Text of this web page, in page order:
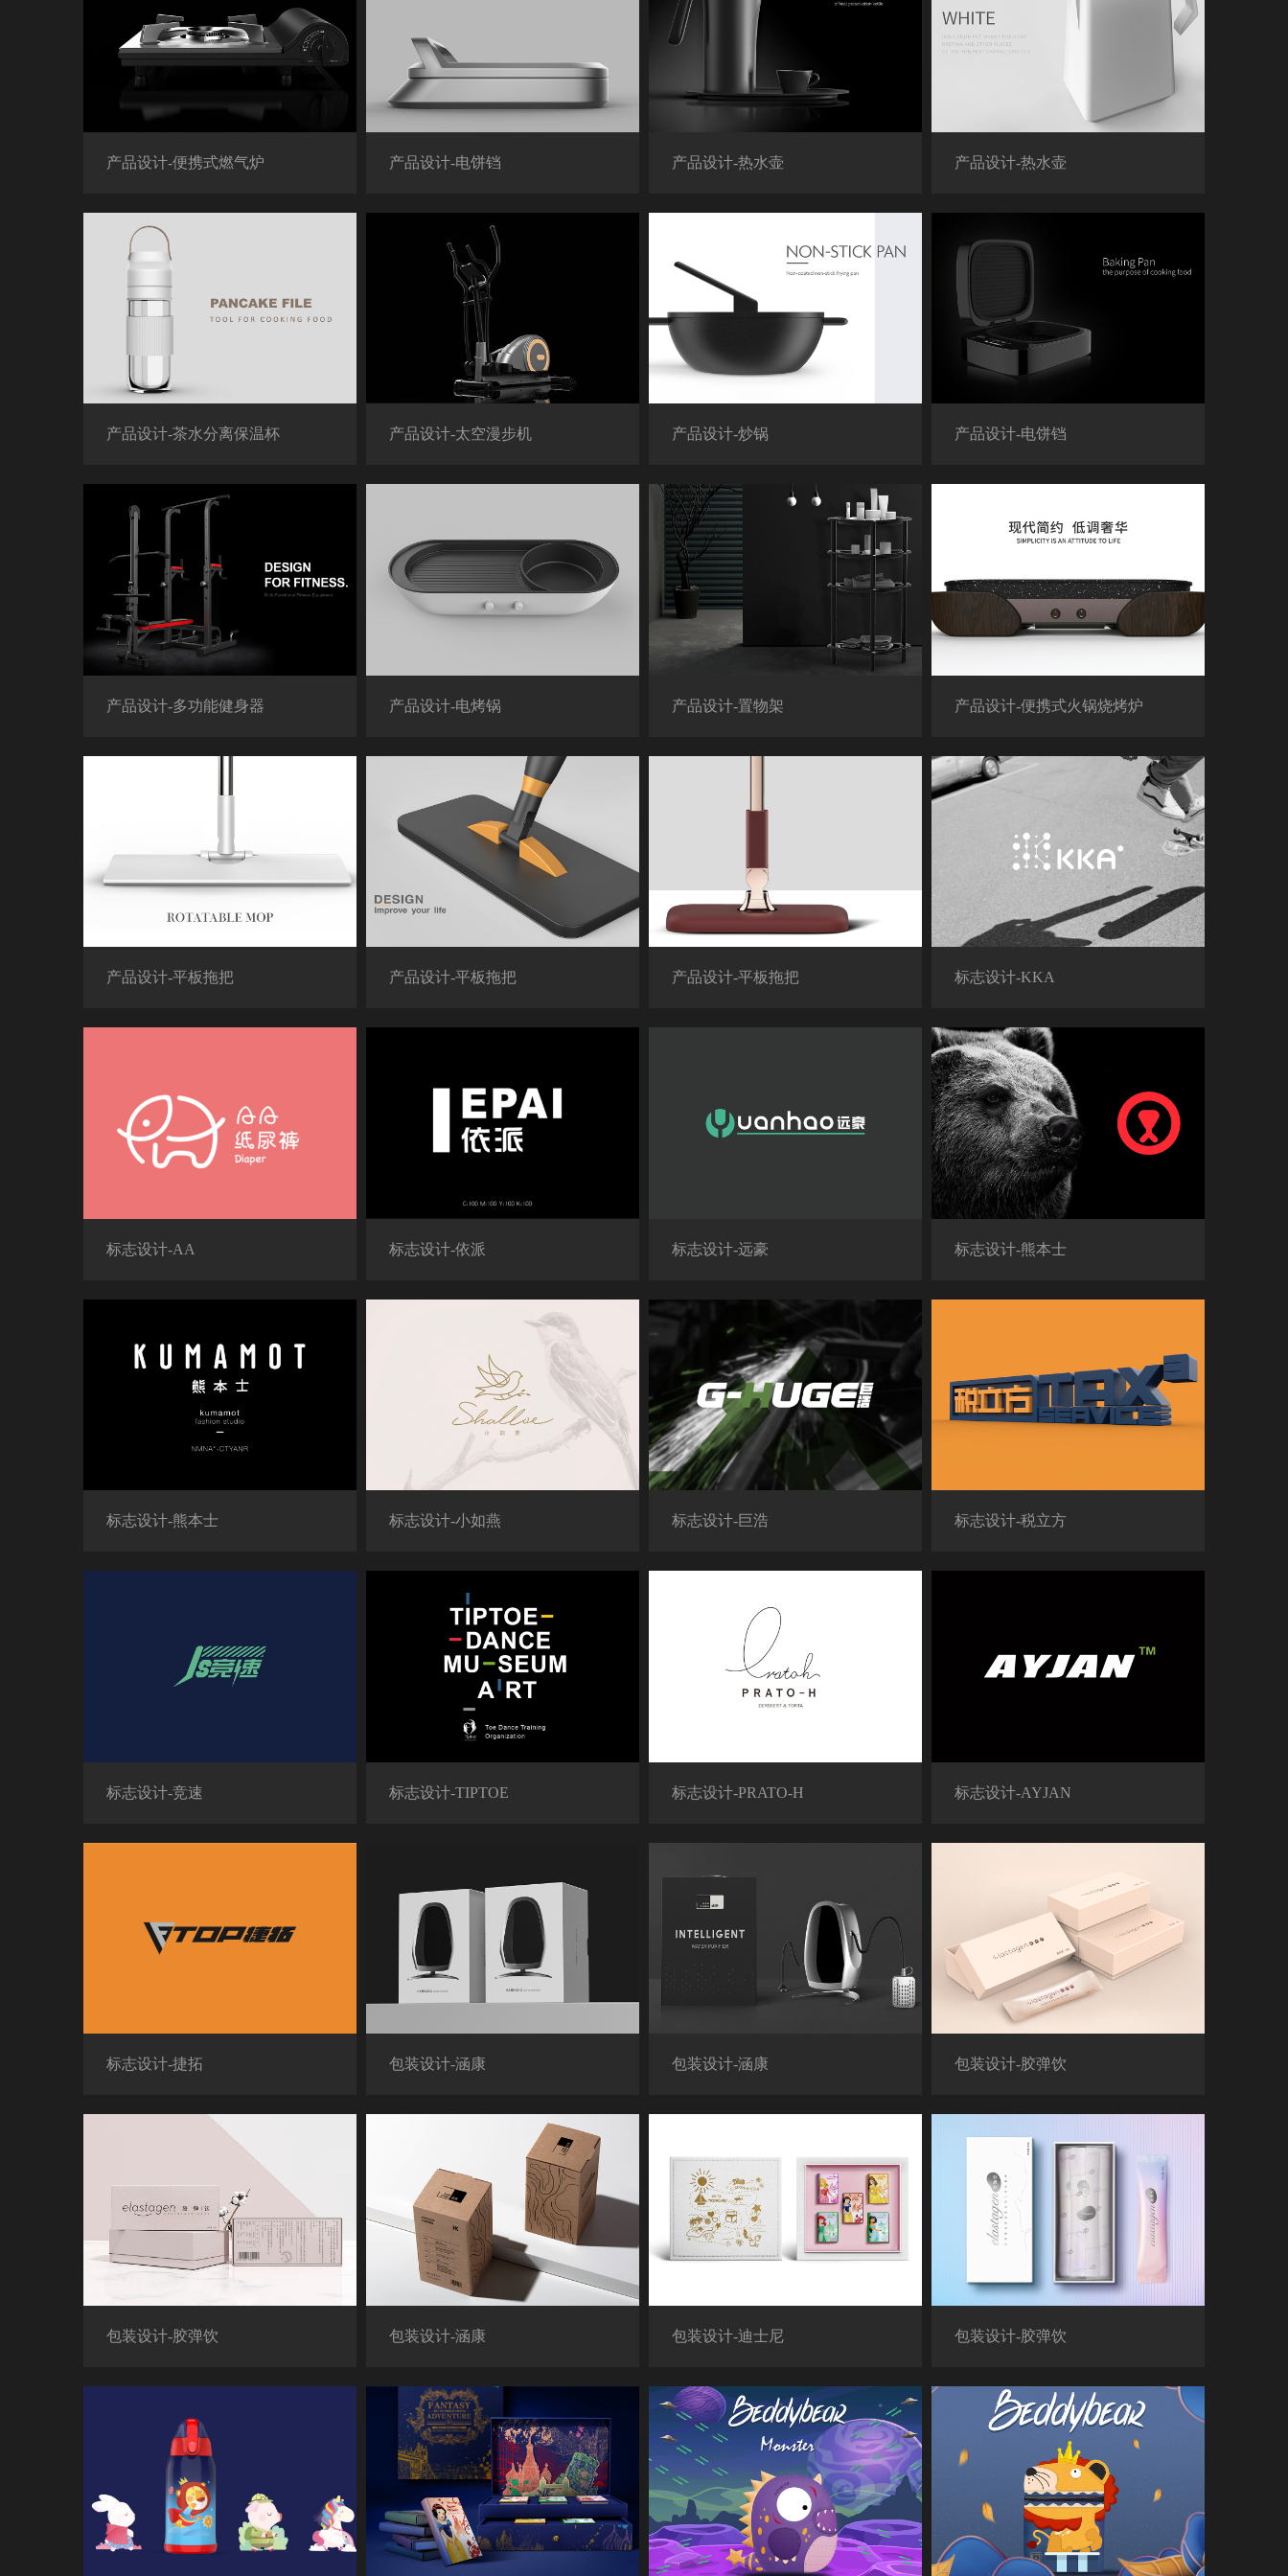
产品设计-便携式燃气炉 产品设计-电饼铛 产品设计-热水壶 产品设计-热水壶
产品设计-茶水分离保温杯 产品设计-太空漫步机 产品设计-炒锅 产品设计-电饼铛
产品设计-多功能健身器 产品设计-电烤锅 产品设计-置物架 产品设计-便携式火锅烧烤炉
产品设计-平板拖把 产品设计-平板拖把 产品设计-平板拖把 标志设计-KKA
标志设计-AA 标志设计-依派 标志设计-远豪 标志设计-熊本士
标志设计-熊本士 标志设计-小如燕 标志设计-巨浩 标志设计-税立方
标志设计-竞速 标志设计-TIPTOE 标志设计-PRATO-H 标志设计-AYJAN
标志设计-捷拓 包装设计-涵康 包装设计-涵康 包装设计-胶弹饮
包装设计-胶弹饮 包装设计-涵康 包装设计-迪士尼 包装设计-胶弹饮